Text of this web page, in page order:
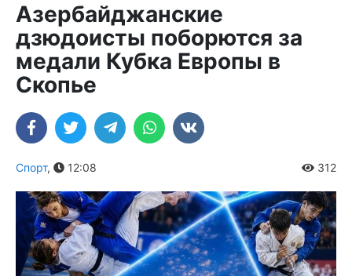
Азербайджанские
дзюдоисты поборются за
медали Кубка Европы в
Скопье
Спорт, 12:08 312